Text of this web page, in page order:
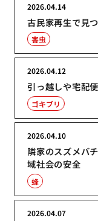
古民家再生で見
2026.04.14
害虫
引っ越しや宅配
2026.04.12
ゴキブリ
隣家のスズメバ
域社会の安全
2026.04.10
蜂
2026.04.07